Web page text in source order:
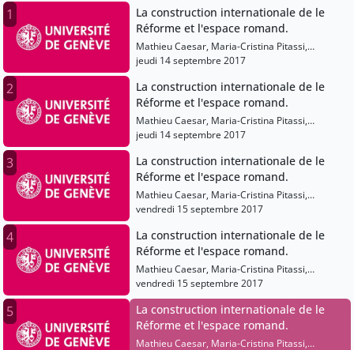
1
La construction internationale de le
Réforme et l'espace romand.
Mathieu Caesar, Maria-Cristina Pitassi,
Daniella Solfaroli Camillocci, Andreas Würgler,
W.bruening, Denis Crouzet, Fabrice Flückiger,
Ueli Zahnd, Jonathan A.reid, Geneviève Gross,
Isabelle Garnier, Marianne Carbonnier-
Burkard, Nathalie Szczech, Williame Kemp,
Sercomanens, Marion Deschamp, Cornel
Zwierlein
jeudi 14 septembre 2017
2
La construction internationale de le
Réforme et l'espace romand.
Mathieu Caesar, Maria-Cristina Pitassi,
Daniella Solfaroli Camillocci, Andreas Würgler,
W.bruening, Denis Crouzet, Fabrice Flückiger,
Ueli Zahnd, Jonathan A.reid, Geneviève Gross,
Isabelle Garnier, Marianne Carbonnier-
Burkard, Nathalie Szczech, Williame Kemp,
Sercomanens, Marion Deschamp, Cornel
Zwierlein
jeudi 14 septembre 2017
3
La construction internationale de le
Réforme et l'espace romand.
Mathieu Caesar, Maria-Cristina Pitassi,
Daniella Solfaroli Camillocci, Andreas Würgler,
W.bruening, Denis Crouzet, Fabrice Flückiger,
Ueli Zahnd, Jonathan A.reid, Geneviève Gross,
Isabelle Garnier, Marianne Carbonnier-
Burkard, Nathalie Szczech, Williame Kemp,
Sercomanens, Marion Deschamp, Cornel
Zwierlein
vendredi 15 septembre 2017
4
La construction internationale de le
Réforme et l'espace romand.
Mathieu Caesar, Maria-Cristina Pitassi,
Daniella Solfaroli Camillocci, Andreas Würgler,
Christian Grosse, Karine Crousaz, Michael
W.bruening, Denis Crouzet, Fabrice Flückiger,
Ueli Zahnd, Jonathan A.reid, Geneviève Gross,
Isabelle Garnier, Marianne Carbonnier-
vendredi 15 septembre 2017
5
La construction internationale de le
Réforme et l'espace romand.
Mathieu Caesar, Maria-Cristina Pitassi,